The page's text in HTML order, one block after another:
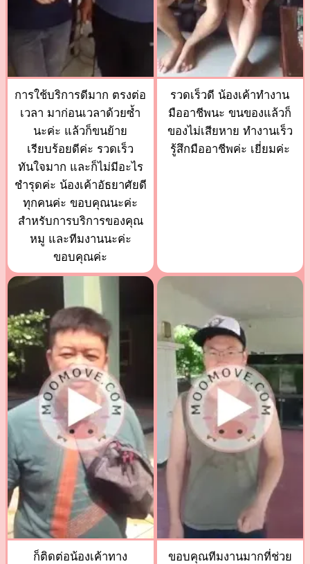
การใช้บริการดีมาก ตรงต่อ
เวลา มาก่อนเวลาด้วยซ้ำ
นะค่ะ แล้วก็ขนย้าย
เรียบร้อยดีค่ะ รวดเร็ว
ทันใจมาก และก็ไม่มีอะไร
ชำรุดค่ะ น้องเค้าอัธยาศัยดี
ทุกคนค่ะ ขอบคุณนะค่ะ
สำหรับการบริการของคุณ
หมู และทีมงานนะค่ะ
ขอบคุณค่ะ
รวดเร็วดี น้องเค้าทำงาน
มืออาชีพนะ ขนของแล้วก็
ของไม่เสียหาย ทำงานเร็ว
รู้สึกมืออาชีพค่ะ เยี่ยมค่ะ
ก็ติดต่อน้องเค้าทาง
ขอบคุณทีมงานมากที่ช่วย